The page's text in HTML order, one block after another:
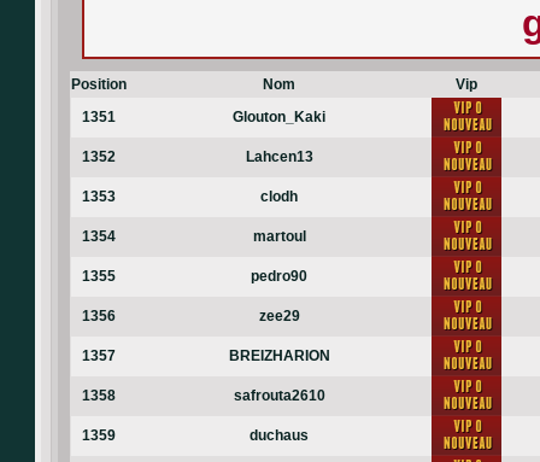
Position Nom
Vip
1351
Glouton_Kaki
1352 Lahcen13
1353 clodh
1354 martoul
1355 pedro90
1356 zee29
1357 BREIZHARION
1358 safrouta2610
1359 duchaus